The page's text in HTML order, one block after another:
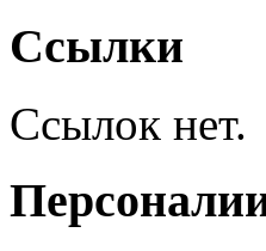
Ссылки
Ссылок нет.